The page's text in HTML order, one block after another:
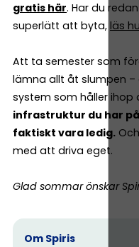
gratis här. Har du
superlätt att byta, läs
Att ta semester som
lämna allt åt slumpen
system som håller ihop
infrastruktur du har
faktiskt vara ledig.
med att driva eget.
Glad sommar önskar
Om Spiris